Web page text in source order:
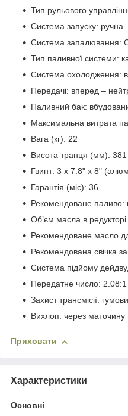
Тип рульового
Система запуску: ручна
Система запалювання:
Тип паливної системи:
Система охолодження:
Передачі: вперед –
Паливний бак:
Максимальна витрата
Вага (кг): 22
Висота транця (мм): 381
Гвинт: 3 x 7.8" x 8"
Гарантія (міс): 36
Рекомендоване паливо:
Об’єм масла в
Рекомендоване масло
Рекомендована свічка
Система підйому
Передатне число: 2.08:1
Захист трансмісії:
Вихлоп: через маточину
Приховати
Характеристики
Основні